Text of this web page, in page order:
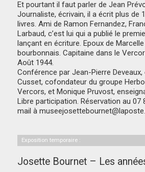
Et pourtant il faut parler de Jean
Journaliste, écrivain, il a écrit plus de
livres. Ami de Ramon Fernandez,
Larbaud, c’est lui qui a publié le
lançant en écriture. Epoux de
bourbonnais. Capitaine dans le
Août 1944.
Conférence par Jean-Pierre
Cusset, cofondateur du groupe
Vercors, et Monique Pruvost,
Libre participation. Réservation au 07
mail à
Exposition temporaire :
Josette Bournet – Les